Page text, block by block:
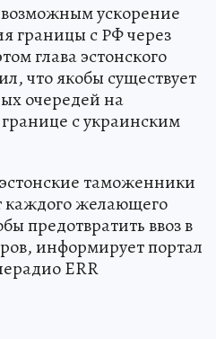
ускорение
границы с РФ через
глава эстонского
что якобы существует
очередей на
с украинским
таможенники
каждого желающего
предотвратить ввоз в
информирует портал
ERR